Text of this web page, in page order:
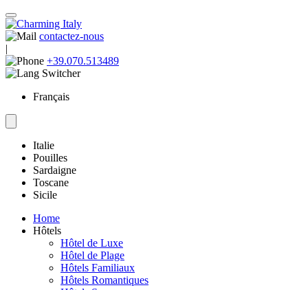
contactez-nous
|
+39.070.513489
Français
Italie
Pouilles
Sardaigne
Toscane
Sicile
Home
Hôtels
Hôtel de Luxe
Hôtel de Plage
Hôtels Familiaux
Hôtels Romantiques